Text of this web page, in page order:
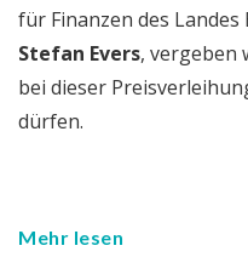
für Finanzen des
Stefan Evers, vergeben
bei dieser
dürfen.
Mehr lesen